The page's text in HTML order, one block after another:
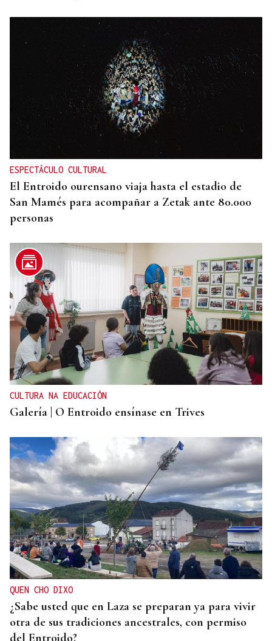
ESPECTÁCULO CULTURAL
El Entroido ourensano viaja hasta el estadio de
San Mamés para acompañar a Zetak ante 80.000
personas
CULTURA NA EDUCACIÓN
Galería | O Entroido ensínase en Trives
QUEN CHO DIXO
¿Sabe usted que en Laza se preparan ya para vivir
otra de sus tradiciones ancestrales, con permiso
del Entroido?